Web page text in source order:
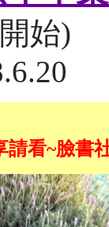
始)
請看~臉書